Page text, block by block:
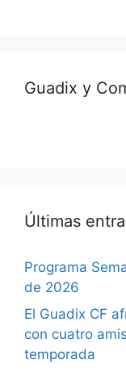
Guadix y
Últimas
Programa
de 2026
El Guadix CF
con cuatro
temporada